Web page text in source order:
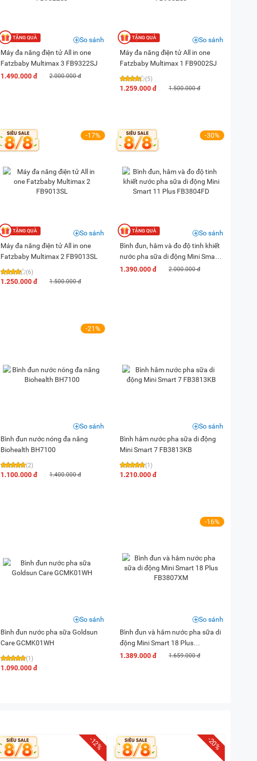
Máy đa năng điện tử All in one
Fatzbaby Multimax 3 FB9322SJ
1.490.000 đ
2.000.000 đ
So sánh
Máy đa năng điện tử All in one
Fatzbaby Multimax 1 FB9002SJ
(5)
1.259.000 đ 1.500.000 đ
So sánh
-17%
Máy đa năng điện tử All in one
Fatzbaby Multimax 2 FB9013SL
(6)
1.250.000 đ 1.500.000 đ
So sánh
-30%
Bình đun, hâm và đo độ tinh khiết
nước pha sữa di động Mini Smart
11 Plus FB3804FD
1.390.000 đ 2.000.000 đ
So sánh
-21%
Bình đun nước nóng đa năng
Biohealth BH7100
(2)
1.100.000 đ 1.400.000 đ
So sánh
Bình hâm nước pha sữa di động
Mini Smart 7 FB3813KB
(1)
1.210.000 đ
So sánh
Bình đun nước pha sữa Goldsun
Care GCMK01WH
(1)
1.090.000 đ
So sánh
-16%
Bình đun và hâm nước pha sữa di
động Mini Smart 18 Plus
FB3807XM
1.389.000 đ 1.659.000 đ
So sánh
-12% -20%